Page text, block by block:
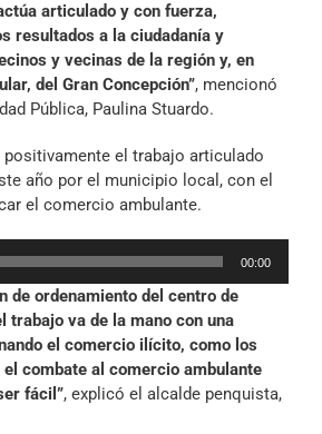
articulado y con fuerza,
resultados a la ciudadanía y
y vecinas de la región y, en
del Gran Concepción”, mencionó
Pública, Paulina Stuardo.
positivamente el trabajo articulado
año por el municipio local, con el
el comercio ambulante.
00:00
de ordenamiento del centro de
trabajo va de la mano con una
el comercio ilícito, como los
combate al comercio ambulante
fácil”, explicó el alcalde penquista,